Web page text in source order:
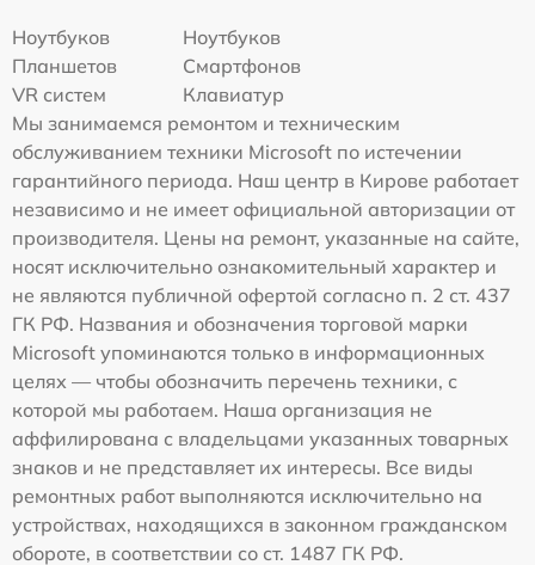
Ноутбуков
Ноутбуков
Планшетов
Смартфонов
VR систем
Клавиатур
Мы занимаемся ремонтом и техническим
обслуживанием техники Microsoft по истечении
гарантийного периода. Наш центр в Кирове работает
независимо и не имеет официальной авторизации от
производителя. Цены на ремонт, указанные на сайте,
носят исключительно ознакомительный характер и
не являются публичной офертой согласно п. 2 ст. 437
ГК РФ. Названия и обозначения торговой марки
Microsoft упоминаются только в информационных
целях — чтобы обозначить перечень техники, с
которой мы работаем. Наша организация не
аффилирована с владельцами указанных товарных
знаков и не представляет их интересы. Все виды
ремонтных работ выполняются исключительно на
устройствах, находящихся в законном гражданском
обороте, в соответствии со ст. 1487 ГК РФ.